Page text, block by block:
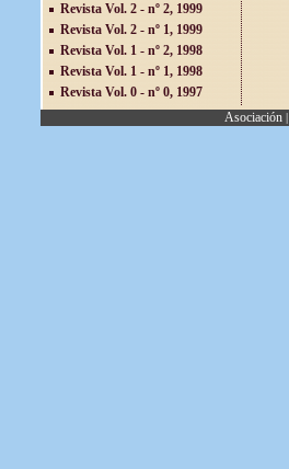
Revista Vol. 2 - nº 2, 1999
Revista Vol. 2 - nº 1, 1999
Revista Vol. 1 - nº 2, 1998
Revista Vol. 1 - nº 1, 1998
Revista Vol. 0 - nº 0, 1997
Asociación|